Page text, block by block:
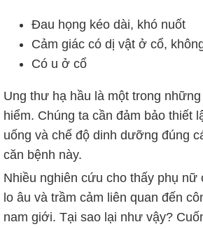
Đau họng kéo dài, khó nuốt
Cảm giác có dị vật ở cổ,
Có u ở cổ
Ung thư hạ hầu là một trong
hiểm. Chúng ta cần đảm bảo thiết
uống và chế độ dinh dưỡng đúng
căn bệnh này.
Nhiều nghiên cứu cho thấy phụ nữ
lo âu và trầm cảm liên quan đến
nam giới. Tại sao lại như vậy?